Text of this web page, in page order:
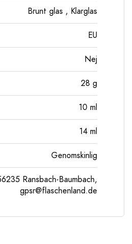
Brunt glas , Klarglas
EU
Nej
28 g
10 ml
14 ml
Genomskinlig
Ransbach-Baumbach,
gpsr@flaschenland.de